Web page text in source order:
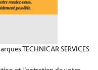
TECHNICAR SERVICES